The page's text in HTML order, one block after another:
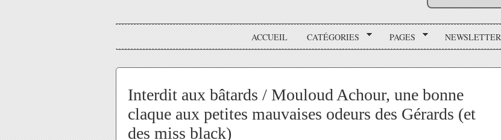
ACCUEIL CATÉGORIES PAGES NEWSLETTER
Interdit aux bâtards / Mouloud Achour, une bonne
claque aux petites mauvaises odeurs des Gérards (et
des miss black)